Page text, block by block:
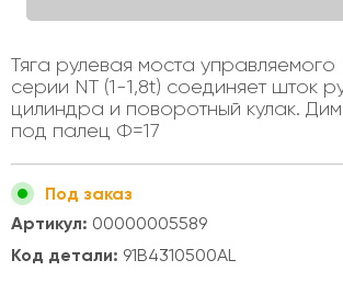
Тяга рулевая моста управляемого
серии NT (1-1,8t) соединяет шток
цилиндра и поворотный кулак.
под палец Ф=17
Под заказ
Артикул: 00000005589
Код детали: 91B4310500AL